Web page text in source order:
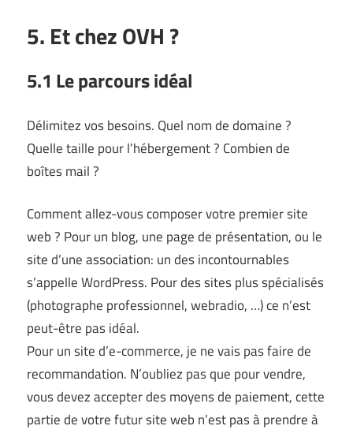
5. Et chez OVH ?
5.1 Le parcours idéal
Délimitez vos besoins. Quel nom de domaine ?
Quelle taille pour l’hébergement ? Combien de
boîtes mail ?
Comment allez-vous composer votre premier site
web ? Pour un blog, une page de présentation, ou le
site d’une association: un des incontournables
s’appelle WordPress. Pour des sites plus spécialisés
(photographe professionnel, webradio, …) ce n’est
peut-être pas idéal.
Pour un site d’e-commerce, je ne vais pas faire de
recommandation. N’oubliez pas que pour vendre,
vous devez accepter des moyens de paiement, cette
partie de votre futur site web n’est pas à prendre à